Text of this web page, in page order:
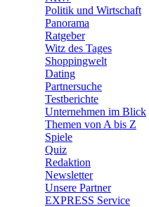
Politik und Wirtschaft
Panorama
Ratgeber
Witz des Tages
Shoppingwelt
Dating
Partnersuche
Testberichte
Unternehmen im Blick
Themen von A bis Z
Spiele
Quiz
Redaktion
Newsletter
Unsere Partner
EXPRESS Service